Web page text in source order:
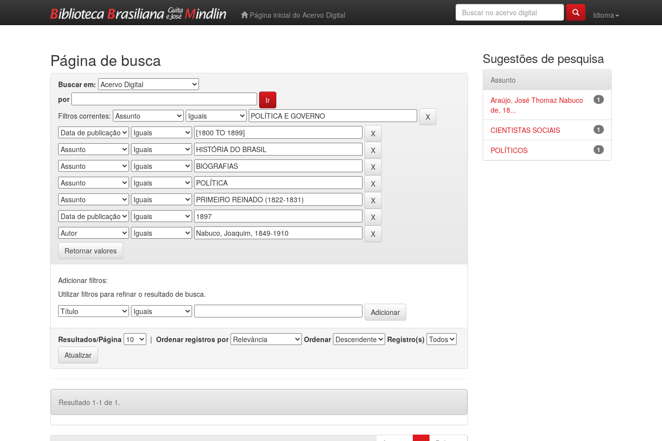
Página inicial do Acervo Digital
Idioma
Página de busca
Buscar em:
por
Filtros correntes:
Retornar valores
Adicionar filtros:
Utilizar filtros para refinar o resultado de busca.
Resultados/Página | Ordenar registros por Ordenar Registro(s)
Resultado 1-1 de 1.
Sugestões de pesquisa
Assunto
1
Araújo, José Thomaz Nabuco
de, 18...
1
CIENTISTAS SOCIAIS
1
POLÍTICOS